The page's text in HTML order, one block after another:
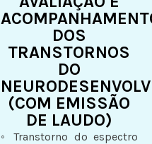
DOS
TRANSTORNOS
DO
(COM EMISSÃO
DE LAUDO)
◦
Transtorno do espectro